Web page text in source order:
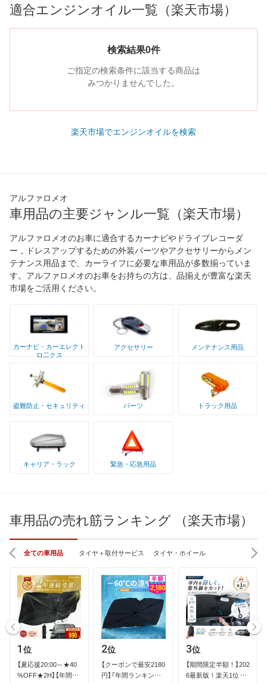
適合エンジンオイル一覧（楽天市場）
検索結果0件
ご指定の検索条件に該当する商品は
みつかりませんでした。
楽天市場でエンジンオイルを検索
アルファロメオ
車用品の主要ジャンル一覧（楽天市場）
アルファロメオのお車に適合するカーナビやドライブレコーダ
ー，ドレスアップするための外装パーツやアクセサリーからメン
テナンス用品まで、カーライフに必要な車用品が多数揃っていま
す。アルファロメオのお車をお持ちの方は、品揃えが豊富な楽天
市場をご活用ください。
カーナビ・カーエレクト
ロ二クス
アクセサリー メンテナンス用品
盗難防止・セキュリティ パーツ トラック用品
キャリア・ラック 緊急・応急用品
車用品の売れ筋ランキング （楽天市場）
全ての車用品 タイヤ＋取付サービス タイヤ・ホイール
1 位
【​夏​応​援​2​0​:​0​0​～​★​4​0​
%​O​F​F​★​2​H​】​【​年​間​ラ​
2位
【​ク​ー​ポ​ン​で​最​安​2​1​8​0​
円​】​「​年​間​ラ​ン​キ​ン​…
3位
【​期​間​限​定​半​額​！​】​2​0​2​
6​最​新​版​！​楽​天​1​位​ ​…